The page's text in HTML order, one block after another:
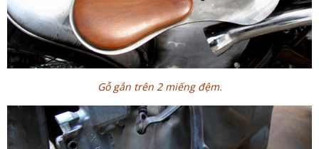
Gỗ gắn trên 2 miếng đệm.